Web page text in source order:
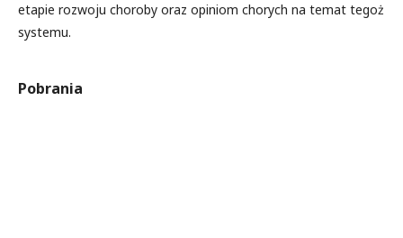
etapie rozwoju choroby oraz opiniom chorych na temat tegoż
systemu.
Pobrania